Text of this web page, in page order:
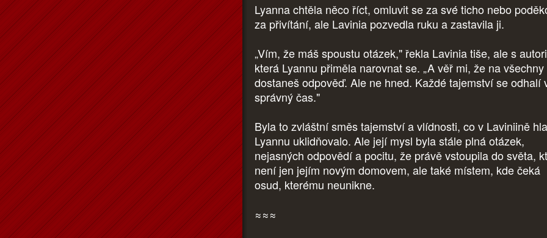
Lyanna chtěla něco říct, omluvit se za své ticho nebo
za přivítání, ale Lavinia pozvedla ruku a zastavila ji.
„Vím, že máš spoustu otázek," řekla Lavinia tiše, ale s
která Lyannu přiměla narovnat se. „A věř mi, že na všechny
dostaneš odpověď. Ale ne hned. Každé tajemství se odhalí
správný čas."
Byla to zvláštní směs tajemství a vlídnosti, co v Laviniině
Lyannu uklidňovalo. Ale její mysl byla stále plná otázek,
nejasných odpovědí a pocitu, že právě vstoupila do světa,
není jen jejím novým domovem, ale také místem, kde čeká
osud, kterému neunikne.
≈≈≈